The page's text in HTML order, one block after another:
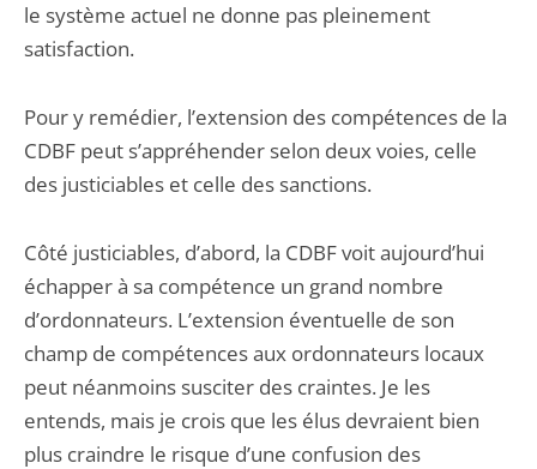
le système actuel ne donne pas pleinement
satisfaction.
Pour y remédier, l’extension des compétences de la
CDBF peut s’appréhender selon deux voies, celle
des justiciables et celle des sanctions.
Côté justiciables, d’abord, la CDBF voit aujourd’hui
échapper à sa compétence un grand nombre
d’ordonnateurs. L’extension éventuelle de son
champ de compétences aux ordonnateurs locaux
peut néanmoins susciter des craintes. Je les
entends, mais je crois que les élus devraient bien
plus craindre le risque d’une confusion des